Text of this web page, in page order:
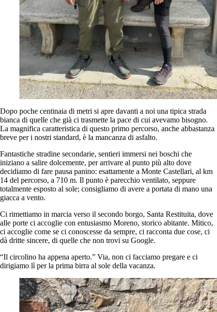
Dopo poche centinaia di metri si apre davanti a noi una tipica strada
bianca di quelle che già ci trasmette la pace di cui avevamo bisogno.
La magnifica caratteristica di questo primo percorso, anche abbastanza
breve per i nostri standard, è la mancanza di asfalto.
Fantastiche stradine secondarie, sentieri immersi nei boschi che
iniziano a salire dolcemente, per arrivare al punto più alto dove
decidiamo di fare pausa panino: esattamente a Monte Castellari, al km
14 del percorso, a 710 m. Il punto è parecchio ventilato, seppure
totalmente esposto al sole; consigliamo di avere a portata di mano una
giacca a vento.
Ci rimettiamo in marcia verso il secondo borgo, Santa Restituita, dove
alle porte ci accoglie con entusiasmo Moreno, storico abitante. Mitico,
ci accoglie come se ci conoscesse da sempre, ci racconta due cose, ci
dà dritte sincere, di quelle che non trovi su Google.
“Il circolino ha appena aperto.” Via, non ci facciamo pregare e ci
dirigiamo lì per la prima birra al sole della vacanza.